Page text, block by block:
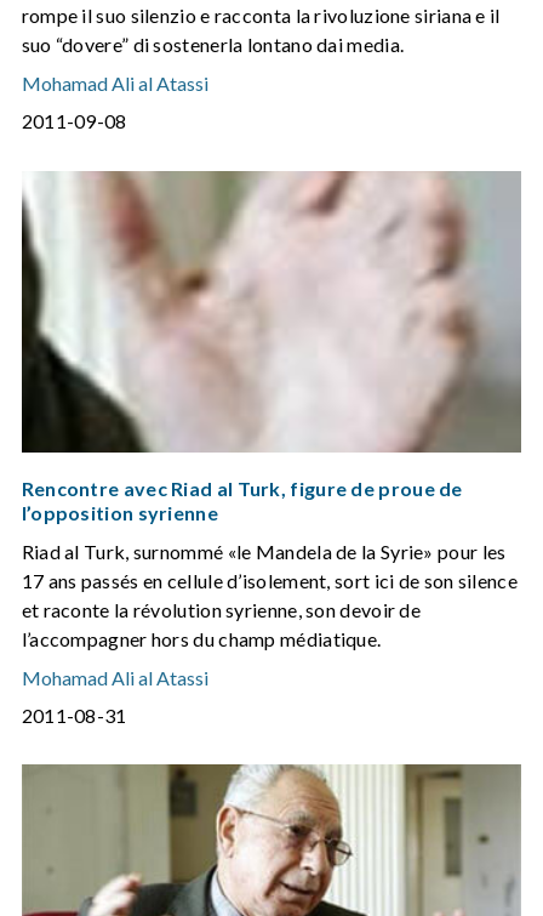
rompe il suo silenzio e racconta la rivoluzione siriana e il
suo “dovere” di sostenerla lontano dai media.
Mohamad Ali al Atassi
2011-09-08
Rencontre avec Riad al Turk, figure de proue de
l’opposition syrienne
Riad al Turk, surnommé «le Mandela de la Syrie» pour les
17 ans passés en cellule d’isolement, sort ici de son silence
et raconte la révolution syrienne, son devoir de
l’accompagner hors du champ médiatique.
Mohamad Ali al Atassi
2011-08-31